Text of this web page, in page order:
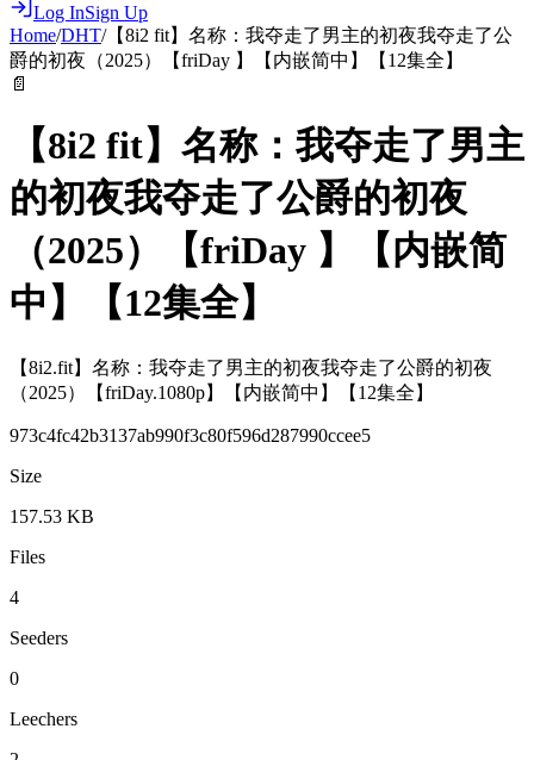
Log InSign Up
Home/DHT/【8i2 fit】名称：我夺走了男主的初夜我夺走了公
爵的初夜（2025）【friDay 】【内嵌简中】【12集全】
📄
【8i2 fit】名称：我夺走了男主
的初夜我夺走了公爵的初夜
（2025）【friDay 】【内嵌简
中】【12集全】
【8i2.fit】名称：我夺走了男主的初夜我夺走了公爵的初夜
（2025）【friDay.1080p】【内嵌简中】【12集全】
973c4fc42b3137ab990f3c80f596d287990ccee5
Size
157.53 KB
Files
4
Seeders
0
Leechers